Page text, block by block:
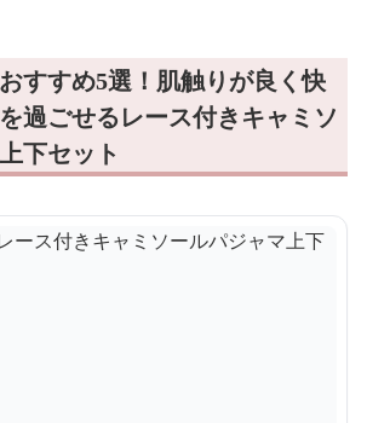
すすめ5選！肌触りが良く快
過ごせるレース付きキャミソ
下セット